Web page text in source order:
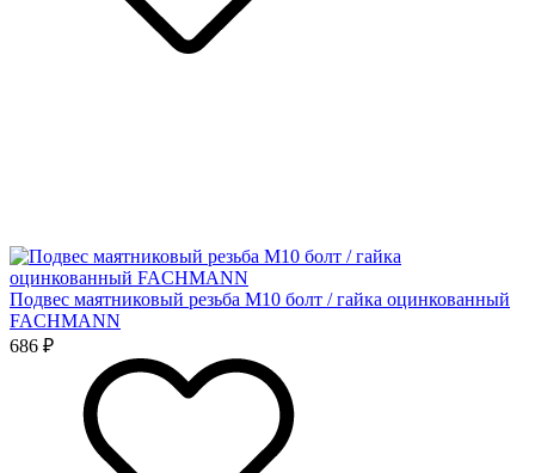
Подвес маятниковый резьба М10 болт / гайка оцинкованный
FACHMANN
686 ₽